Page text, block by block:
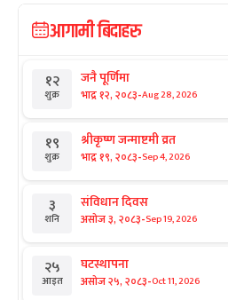
आगामी बिदाहरु
१२
शुक्र
जनै पूर्णिमा
भाद्र १२, २०८३-Aug 28, 2026
१९
शुक्र
श्रीकृष्ण जन्माष्टमी व्रत
भाद्र १९, २०८३-Sep 4, 2026
३
शनि
संविधान दिवस
असोज ३, २०८३-Sep 19, 2026
२५
आइत
घटस्थापना
असोज २५, २०८३-Oct 11, 2026